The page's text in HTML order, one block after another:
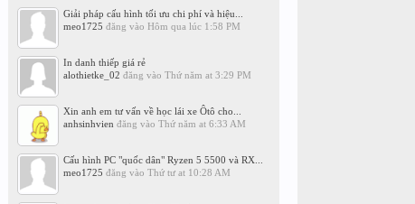
Giải pháp cấu hình tối ưu chi phí và hiệu...
meo1725 đăng vào Hôm qua lúc 1:58 PM
In danh thiếp giá rẻ
alothietke_02 đăng vào Thứ năm at 3:29 PM
Xin anh em tư vấn về học lái xe Ôtô cho...
anhsinhvien đăng vào Thứ năm at 6:33 AM
Cấu hình PC "quốc dân" Ryzen 5 5500 và RX...
meo1725 đăng vào Thứ tư at 10:28 AM